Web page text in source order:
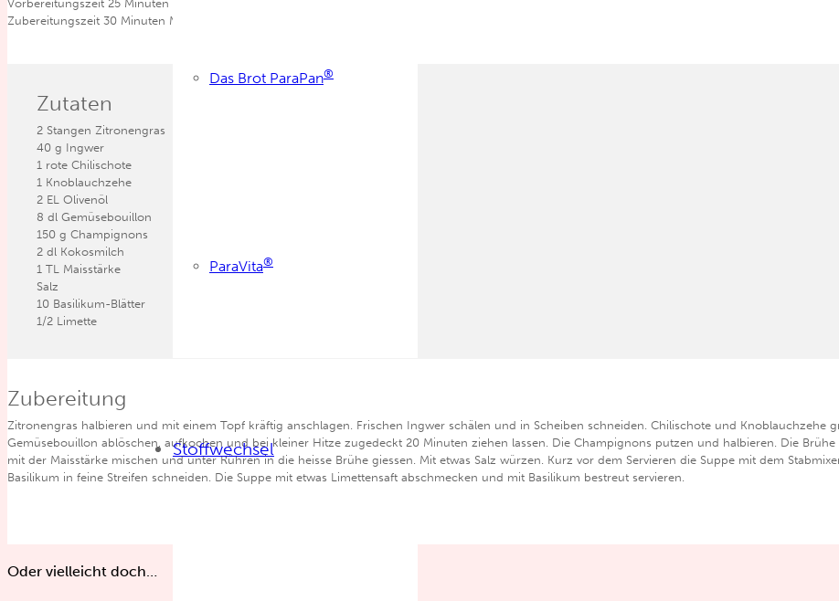
Das Brot ParaPan®
ParaVita®
Stoffwechsel
Vorbereitungszeit 25 Minuten
Zubereitungszeit 30 Minuten Min.
Zutaten
2 Stangen Zitronengras
40 g Ingwer
1 rote Chilischote
1 Knoblauchzehe
2 EL Olivenöl
8 dl Gemüsebouillon
150 g Champignons
2 dl Kokosmilch
1 TL Maisstärke
Salz
10 Basilikum-Blätter
1/2 Limette
Zubereitung
Zitronengras halbieren und mit einem Topf kräftig anschlagen. Frischen Ingwer schälen und in Scheiben schneiden. Chilischote und Knoblauchzehe
Gemüsebouillon ablöschen, aufkochen und bei kleiner Hitze zugedeckt 20 Minuten ziehen lassen. Die Champignons putzen und halbieren. Die
mit der Maisstärke mischen und unter Rühren in die heisse Brühe giessen. Mit etwas Salz würzen. Kurz vor dem Servieren die Suppe mit dem
Basilikum in feine Streifen schneiden. Die Suppe mit etwas Limettensaft abschmecken und mit Basilikum bestreut servieren.
Oder vielleicht doch…